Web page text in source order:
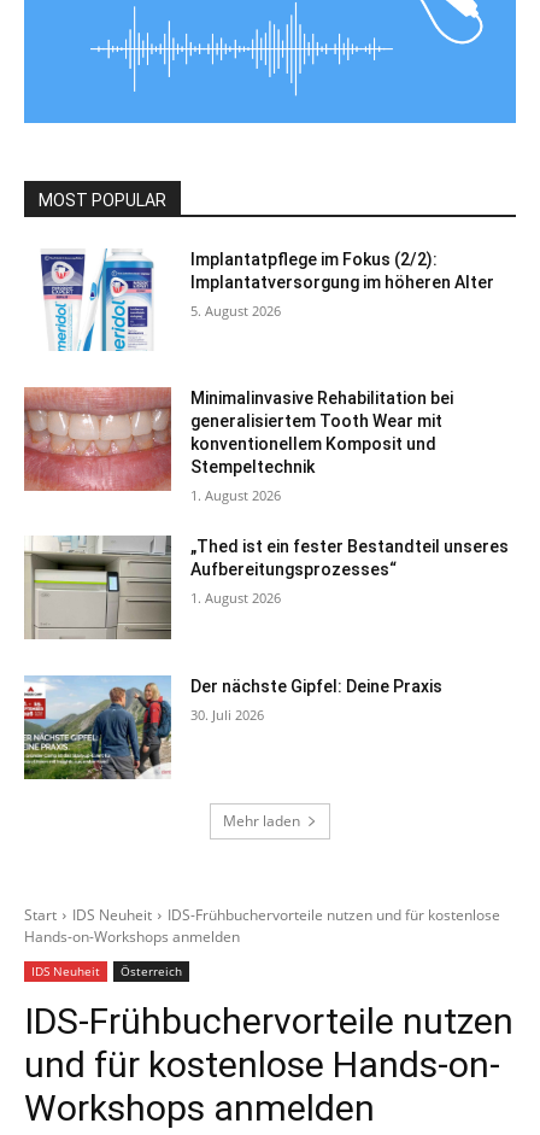
MOST POPULAR
Implantatpflege im Fokus (2/2):
Implantatversorgung im höheren Alter
5. August 2026
Minimalinvasive Rehabilitation bei
generalisiertem Tooth Wear mit
konventionellem Komposit und
Stempeltechnik
1. August 2026
„Thed ist ein fester Bestandteil unseres
Aufbereitungsprozesses“
1. August 2026
Der nächste Gipfel: Deine Praxis
30. Juli 2026
Mehr laden